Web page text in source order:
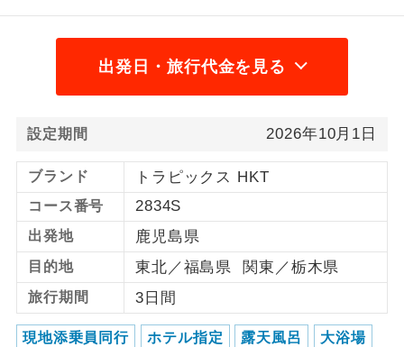
出発日・旅行代金を見る
設定期間 2026年10月1日
ブランド トラピックス HKT
コース番号 2834S
出発地 鹿児島県
目的地 東北／福島県 関東／栃木県
旅行期間 3日間
現地添乗員同行 ホテル指定 露天風呂 大浴場
1名様1室同代
1名様1室利用でも追加料金がかからない
コースです。
ご夫婦限定
ご夫婦限定でご参加いただけるコースで
女性限定
女性限定でご参加いただけるコースで
す。
年齢制限あり
ご参加にあたり年齢に制限があるコース
です。
航空会社指定
利用航空会社が指定なので、ご出発の計
画にとても便利です。